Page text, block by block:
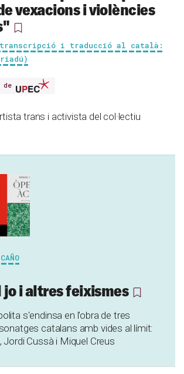
vexacions i violències
i traducció al català:
de
trans i activista del col·lectiu
jo i altres feixismes
s'endinsa en l'obra de tres
catalans amb vides al límit:
Jordi Cussà i Miquel Creus